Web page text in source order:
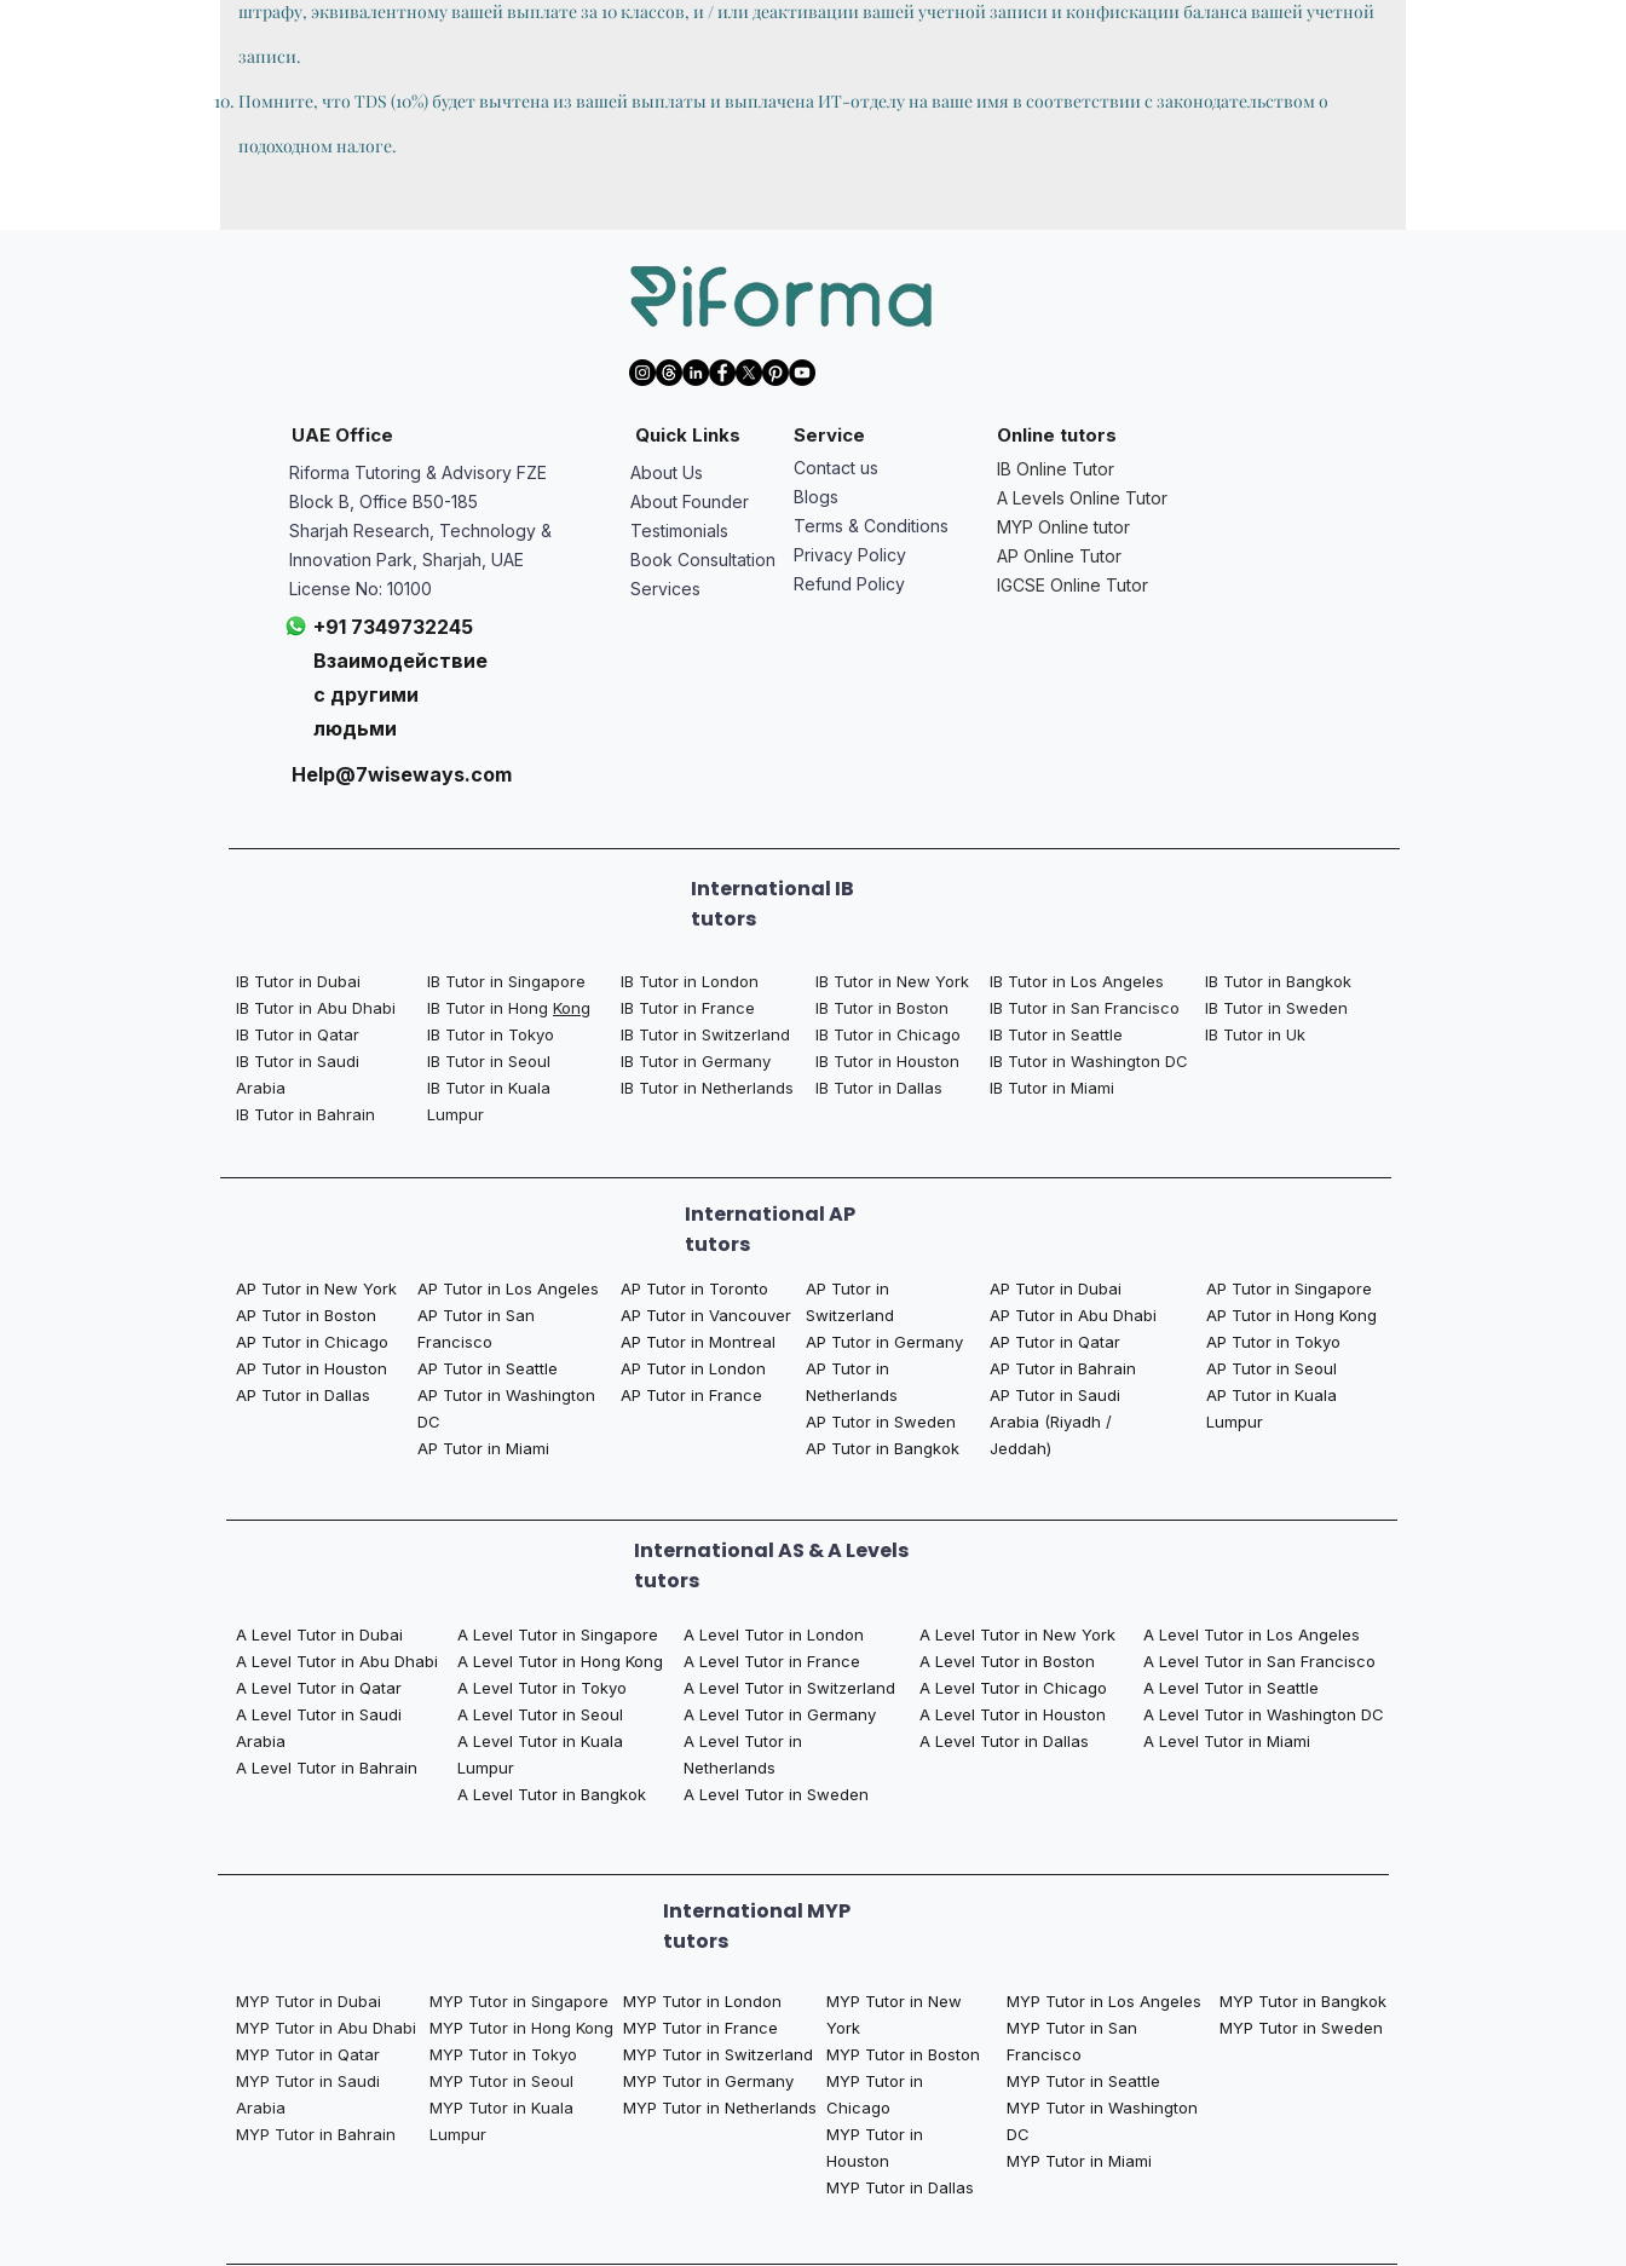
штрафу, эквивалентному вашей выплате за 10 классов, и / или деактивации вашей учетной записи и конфискации баланса вашей учетной
записи.
Помните, что TDS (10%) будет вычтена из вашей выплаты и выплачена ИТ-отделу на ваше имя в соответствии с законодательством о
подоходном налоге.
UAE Office
Riforma Tutoring & Advisory FZE
Block B, Office B50-185
Sharjah Research, Technology &
Innovation Park, Sharjah, UAE
License No: 10100
+91 7349732245
Взаимодействие
с другими
людьми
Help@7wiseways.com
Quick Links Service
About Us
About Founder
Testimonials
Book Consultation
Services
Contact us
Blogs
Terms & Conditions
Privacy Policy
Refund Policy
Online tutors
IB Online Tutor
A Levels Online Tutor
MYP Online tutor
AP Online Tutor
IGCSE Online Tutor
International IB
tutors
IB Tutor in Dubai
IB Tutor in Abu Dhabi
IB Tutor in Qatar
IB Tutor in Saudi
Arabia
IB Tutor in Bahrain
IB Tutor in Singapore
IB Tutor in Hong Kong
IB Tutor in Tokyo
IB Tutor in Seoul
IB Tutor in Kuala
Lumpur
IB Tutor in London
IB Tutor in France
IB Tutor in Switzerland
IB Tutor in Germany
IB Tutor in Netherlands
IB Tutor in New York
IB Tutor in Boston
IB Tutor in Chicago
IB Tutor in Houston
IB Tutor in Dallas
IB Tutor in Los Angeles
IB Tutor in San Francisco
IB Tutor in Seattle
IB Tutor in Washington DC
IB Tutor in Miami
IB Tutor in Bangkok
IB Tutor in Sweden
IB Tutor in Uk
International AP
tutors
AP Tutor in New York
AP Tutor in Boston
AP Tutor in Chicago
AP Tutor in Houston
AP Tutor in Dallas
AP Tutor in Los Angeles
AP Tutor in San
Francisco
AP Tutor in Seattle
AP Tutor in Washington
DC
AP Tutor in Miami
AP Tutor in Toronto
AP Tutor in Vancouver
AP Tutor in Montreal
AP Tutor in London
AP Tutor in France
AP Tutor in
Switzerland
AP Tutor in Germany
AP Tutor in
Netherlands
AP Tutor in Sweden
AP Tutor in Bangkok​
AP Tutor in Dubai
AP Tutor in Abu Dhabi
AP Tutor in Qatar
AP Tutor in Bahrain
AP Tutor in Saudi
Arabia (Riyadh /
Jeddah)
AP Tutor in Singapore
AP Tutor in Hong Kong
AP Tutor in Tokyo
AP Tutor in Seoul
AP Tutor in Kuala
Lumpur
International AS & A Levels
tutors
A Level Tutor in Dubai
A Level Tutor in Abu Dhabi
A Level Tutor in Qatar
A Level Tutor in Saudi
Arabia
A Level Tutor in Bahrain
A Level Tutor in Singapore
A Level Tutor in Hong Kong
A Level Tutor in Tokyo
A Level Tutor in Seoul
A Level Tutor in Kuala
Lumpur
A Level Tutor in Bangkok
A Level Tutor in London
A Level Tutor in France
A Level Tutor in Switzerland
A Level Tutor in Germany
A Level Tutor in
Netherlands
A Level Tutor in Sweden
A Level Tutor in New York
A Level Tutor in Boston
A Level Tutor in Chicago
A Level Tutor in Houston
A Level Tutor in Dallas
A Level Tutor in Los Angeles
A Level Tutor in San Francisco
A Level Tutor in Seattle
A Level Tutor in Washington DC
A Level Tutor in Miami
International MYP
tutors
MYP Tutor in Dubai
MYP Tutor in Abu Dhabi
MYP Tutor in Qatar
MYP Tutor in Saudi
Arabia
MYP Tutor in Bahrain
MYP Tutor in Singapore
MYP Tutor in Hong Kong
MYP Tutor in Tokyo
MYP Tutor in Seoul
MYP Tutor in Kuala
Lumpur
MYP Tutor in London
MYP Tutor in France
MYP Tutor in Switzerland
MYP Tutor in Germany
MYP Tutor in Netherlands
MYP Tutor in New
York
MYP Tutor in Boston
MYP Tutor in
Chicago
MYP Tutor in
Houston
MYP Tutor in Dallas
MYP Tutor in Los Angeles
MYP Tutor in San
Francisco
MYP Tutor in Seattle
MYP Tutor in Washington
DC
MYP Tutor in Miami
MYP Tutor in Bangkok
MYP Tutor in Sweden